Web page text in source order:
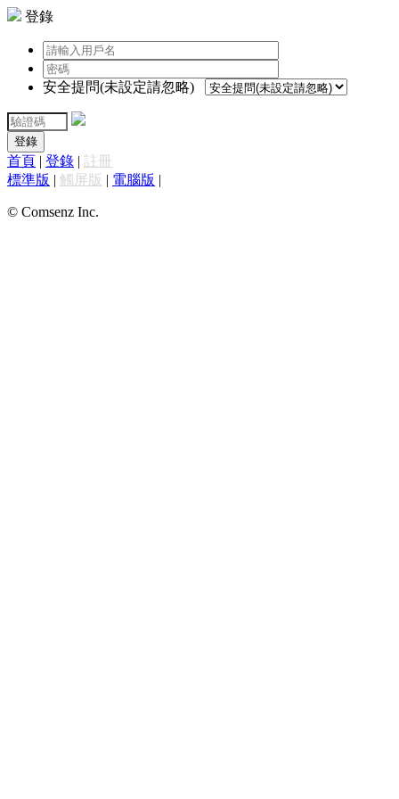
登錄
安全提問(未設定請忽略)
登錄
首頁 | 登錄 | 註冊
標準版 | 觸屏版 | 電腦版 |
© Comsenz Inc.